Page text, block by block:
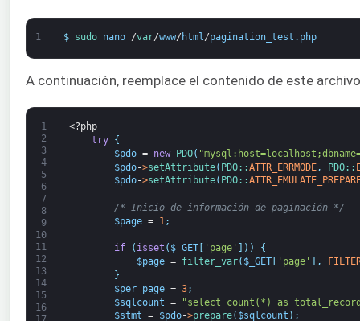
1 $ sudo nano /var/www/ html/pagination_test . php
A continuación, reemplace el contenido de este
1
2
3
4
5
6
7
8
9
10
11
12
13
14
15
16
<?php
try
{
$pdo = new PDO(
$pdo->setAttribute( PDO::ATTR_ERRMODE, PDO::
$pdo->setAttribute( PDO::
/* Inicio de información de paginación */
$page = 1 ;
if ( isset ( $_GET[ 'page' ) )
{
$page = filter_var( $_GET[ 'page' ,
}
$per_page = 3;
$sqlcount =
"select count(*) as
$stmt = $pdo->prepare( $sqlcount ) ;